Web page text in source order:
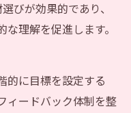
びが効果的であり、
理解を促進します。
的に目標を設定する
ィードバック体制を整